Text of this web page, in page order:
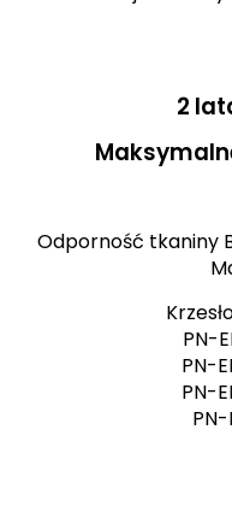
2
Odporność tkaniny
PN-
PN-
PN-
PN-